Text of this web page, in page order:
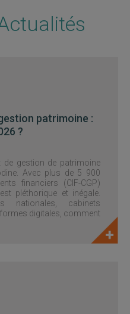
patrimoine :
?
de gestion de patrimoine
Avec plus de 5 900
financiers (CIF-CGP)
pléthorique et inégale.
nationales, cabinets
digitales, comment